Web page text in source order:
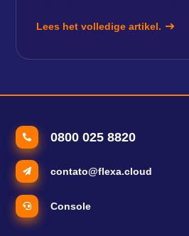
Lees het volledige artikel.
0800 025 8820
contato@flexa.cloud
Console